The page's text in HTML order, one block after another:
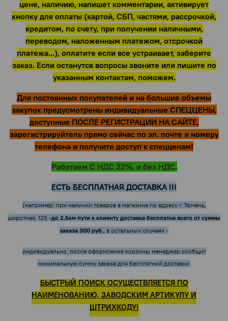
цене, наличию, напишет комментарии, активирует
кнопку для оплаты (картой, СБП, частями, рассрочкой,
кредитом, по счету, при получении наличными,
переводом, наложенным платежом, отсрочкой
платежа...), оплатите если все устраивает, заберите
заказ. Если останутся вопросы звоните или пишите по
указанным контактам, поможем.
Для постоянных покупателей и на большие объемы
закупок предусмотрены индивидуальные СПЕЦЦЕНЫ,
доступные ПОСЛЕ РЕГИСТРАЦИИ НА САЙТЕ,
зарегистрируйтель прямо сейчас по эл. почте и номеру
телефона и получите доступ к спецценам!
Работаем С НДС 22%, и без НДС.
ЕСТЬ БЕСПЛАТНАЯ ДОСТАВКА !!!
(например: при наличии товаров в магазине по адресу г. Тюмень,
широтная, 125 -до 2,5км пути к клиенту доставка бесплатна всего от суммы
заказа 300 руб., в остальных случаях -
индивидуально, после оформления корзины менеджер сообщит
минимальную сумму заказа для бесплатной доставки.
БЫСТРЫЙ ПОИСК ОСУЩЕСТВЛЯЕТСЯ ПО
НАИМЕНОВАНИЮ, ЗАВОДСКИМ АРТИКУЛУ И
ШТРИХКОДУ!